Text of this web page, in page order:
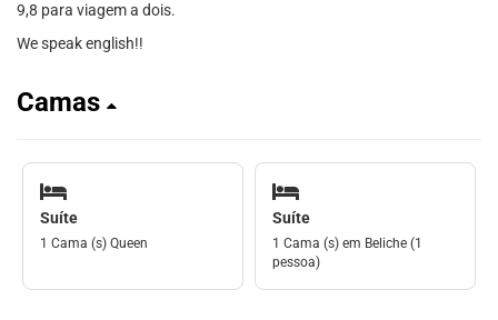
9,8 para viagem a dois.
We speak english!!
Camas
Suíte
1 Cama (s) Queen
Suíte
1 Cama (s) em Beliche (1
pessoa)